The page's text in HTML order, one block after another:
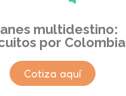
multidestino:
por Colombia
Cotiza aquí